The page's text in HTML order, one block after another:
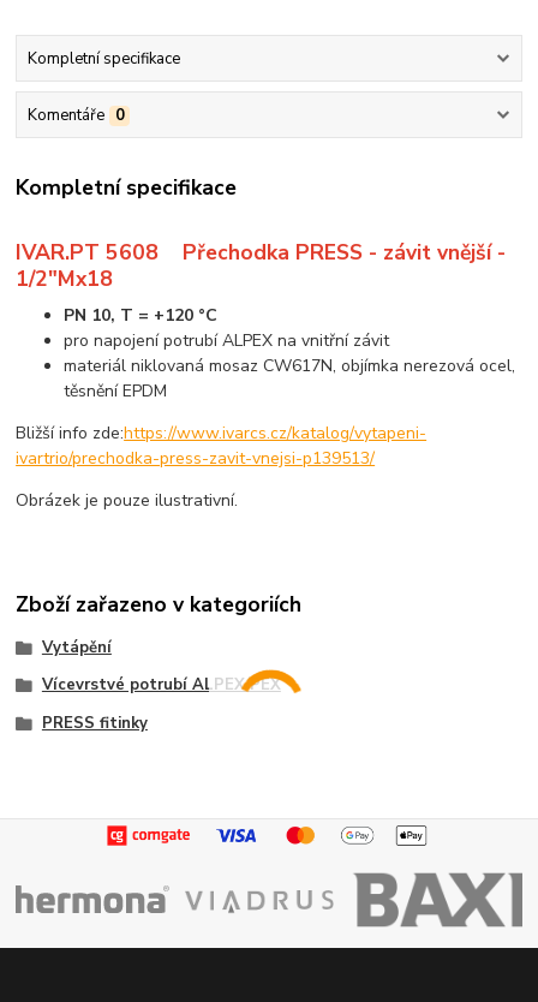
Kompletní specifikace
Komentáře 0
Kompletní specifikace
IVAR.PT 5608 Přechodka PRESS - závit vnější -
1/2"Mx18
PN 10, T = +120 °C
pro napojení potrubí ALPEX na vnitřní závit
materiál niklovaná mosaz CW617N, objímka nerezová ocel,
těsnění EPDM
Bližší info zde:https://www.ivarcs.cz/katalog/vytapeni-
ivartrio/prechodka-press-zavit-vnejsi-p139513/
Obrázek je pouze ilustrativní.
Zboží zařazeno v kategoriích
Vytápění
Vícevrstvé potrubí ALPEX/PEX
PRESS fitinky